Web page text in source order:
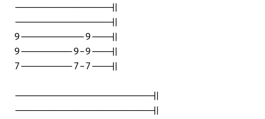
----------------||
----------------||
9-----------9---||
9---------9-9---||
7---------7-7---||
-----------------------||
-----------------------||